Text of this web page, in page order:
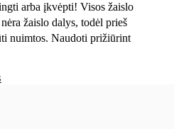
arba įkvėpti! Visos žaislо
žaislo dalys, todėl prieš
nuimtos. Naudoti prižiūrint